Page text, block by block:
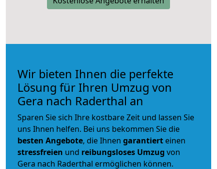
Wir bieten Ihnen die perfekte
Lösung für Ihren Umzug von
Gera nach Raderthal an
Sparen Sie sich Ihre kostbare Zeit und lassen Sie
uns Ihnen helfen. Bei uns bekommen Sie die
besten Angebote, die Ihnen garantiert einen
stressfreien und reibungsloses Umzug von
Gera nach Raderthal ermöglichen können.